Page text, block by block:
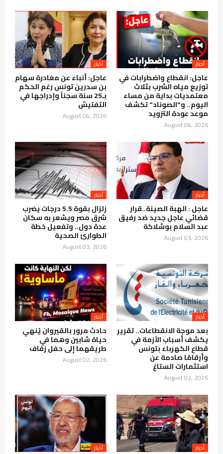
أخبار
عاجل: انقطاع واضطرابات في
توزيع مياه الشرب بثلاث
معتمديات بداية من مساء
اليوم.. و"الصوناد" تكشف
موعد عودة التزويد
August 04, 2026
أخبار
عاجل: أنباء عن مغادرة سهام
بن سدرين تونس رغم الحكم
بـ25 سنة سجناً وإدراجها في
التفتيش
August 04, 2026
أخبار
عاجل : الهبة الصينة..قرار
قضائي عاجل جديد ضد رفيق
عبد السلام بوشلاكة
August 03, 2026
أخبار
زلزال بقوة 5.5 درجات يضرب
شرق مصر ويشعر به سكان
عدة دول.. وتفعيل خطة
الطوارئ الصحية
August 03, 2026
أخبار
بعد موجة الانقطاعات.. تقرير
يكشف أسباب الأزمة في
قطاع الكهرباء بتونس
وأرقامًا صادمة عن
استثمارات الستاغ
August 02, 2026
أخبار
حادث مرور بالقيروان يُنهي
حياة شابين وهما في
طريقهما إلى حفل زفاف
August 02, 2026
أخبار أخبار